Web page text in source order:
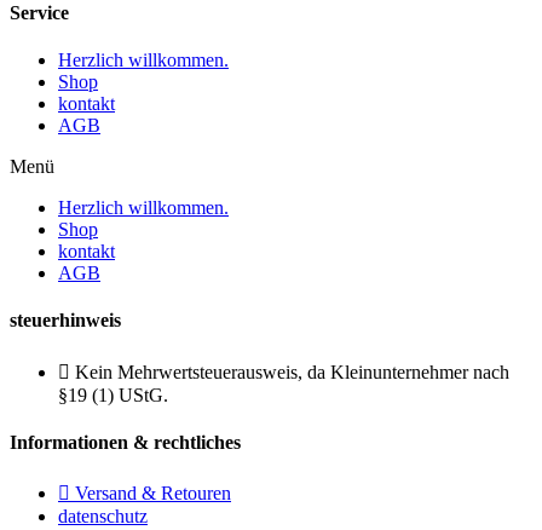
Service
Herzlich willkommen.
Shop
kontakt
AGB
Menü
Herzlich willkommen.
Shop
kontakt
AGB
steuerhinweis
Kein Mehrwertsteuerausweis, da Kleinunternehmer nach
§19 (1) UStG.
Informationen & rechtliches
Versand & Retouren
datenschutz